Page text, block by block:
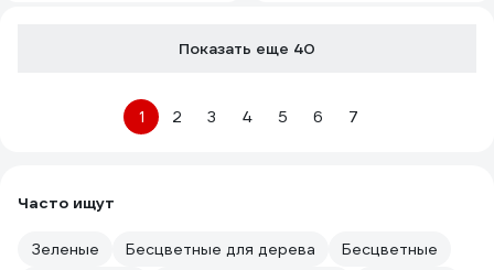
Показать еще 40
1 2 3 4 5 6 7
Часто ищут
Зеленые Бесцветные для дерева
Бесцветные